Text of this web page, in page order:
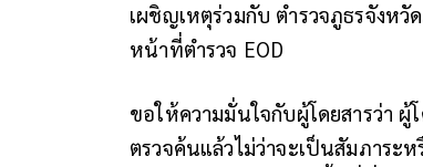
เผชิญเหตุร่วมกับ ตำรวจภูธรจังหวั
หน้าที่ตำรวจ EOD
ขอให้ความมั่นใจกับผู้โดยสารว่า ผู้
ตรวจค้นแล้วไม่ว่าจะเป็นสัมภาระ